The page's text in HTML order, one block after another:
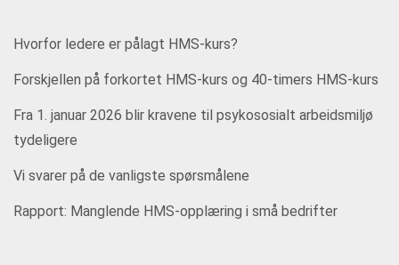
Hvorfor ledere er pålagt HMS-kurs?
Forskjellen på forkortet HMS-kurs og 40-timers HMS-kurs
Fra 1. januar 2026 blir kravene til psykososialt arbeidsmiljø
tydeligere
Vi svarer på de vanligste spørsmålene
Rapport: Manglende HMS-opplæring i små bedrifter